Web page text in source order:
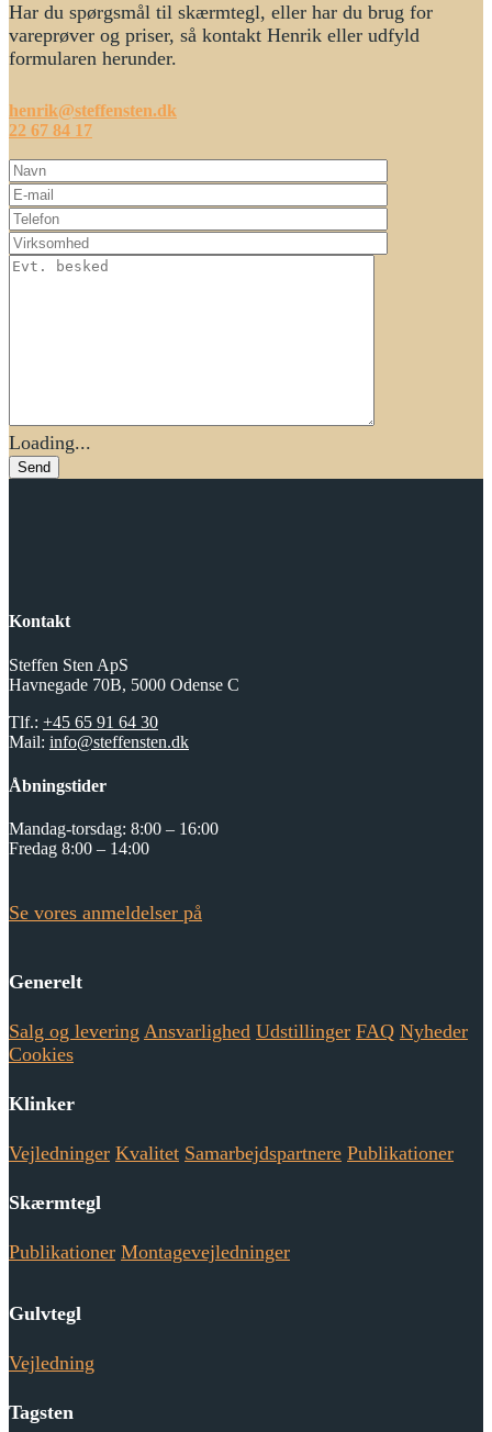
Har du spørgsmål til skærmtegl, eller har du brug for
vareprøver og priser, så kontakt Henrik eller udfyld
formularen herunder.
henrik@steffensten.dk
22 67 84 17
Loading...
Send
Kontakt
Steffen Sten ApS
Havnegade 70B, 5000 Odense C
Tlf.: +45 65 91 64 30
Mail: info@steffensten.dk
Åbningstider
Mandag-torsdag: 8:00 – 16:00
Fredag 8:00 – 14:00
Se vores anmeldelser på
Generelt
Salg og levering Ansvarlighed Udstillinger FAQ Nyheder
Cookies
Klinker
Vejledninger Kvalitet Samarbejdspartnere Publikationer
Skærmtegl
Publikationer Montagevejledninger
Gulvtegl
Vejledning
Tagsten